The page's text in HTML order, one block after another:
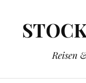
Reisen